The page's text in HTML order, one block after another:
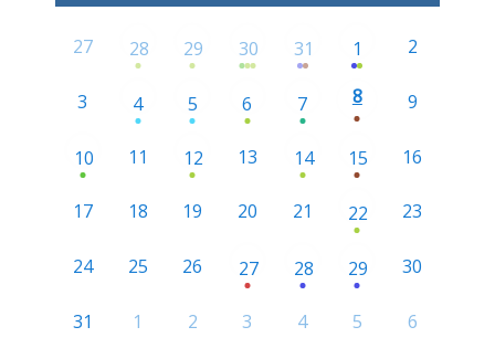
27 28 29 30 31 1 2
3 4 5 6 7 8 9
10 11 12 13 14 15 16
17 18 19 20 21 22 23
24 25 26 27 28 29 30
31 1 2 3 4 5 6